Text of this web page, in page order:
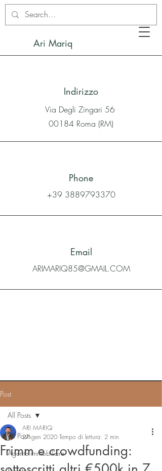
Ari Mariq
Indirizzo
Via Degli Zingari 56
00184 Roma (RM)
Phone
+39 3889793370
Email
ARIMARIQ85@GMAIL.COM
Post
All Posts
Agente immobiliare
All Posts
Frimm e crowdfunding:
ARI MARIQ
27 gen 2020 Tempo di lettura: 2 min